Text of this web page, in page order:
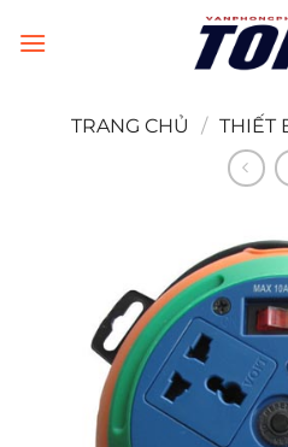
đến
TRANG CHỦ
/ THIẾT